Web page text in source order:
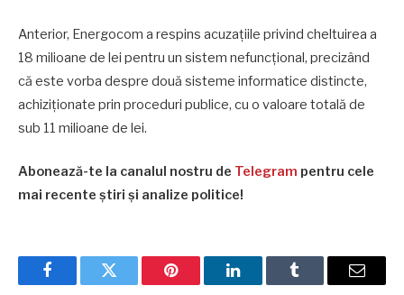
Anterior, Energocom a respins acuzațiile privind cheltuirea a
18 milioane de lei pentru un sistem nefuncțional, precizând
că este vorba despre două sisteme informatice distincte,
achiziționate prin proceduri publice, cu o valoare totală de
sub 11 milioane de lei.
Abonează-te la canalul nostru de Telegram pentru cele
mai recente știri și analize politice!
FacebookTwitter Pinterest LinkedInTumblr Email